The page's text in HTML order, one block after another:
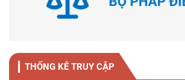
THỐNG KÊ TRUY CẬP